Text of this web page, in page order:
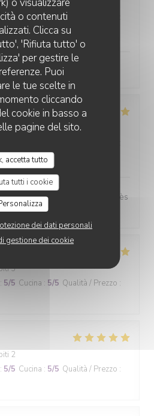
o contenuti
Clicca su
'Rifiuta tutto' o
per gestire le
Puoi
le tue scelte in
cliccando
cookie in basso a
pagine del sito.
accetta tutto
tutti i cookie
dei dati personali
gestione dei cookie
3
5/5 Cucina:5/5 Qualità / Prezzo
étoiles et copieux top
3
de saveurs. Tout est très
3
: 5/5 Cucina : 5/5 Qualità / Prezzo :
2
: 5/5 Cucina : 5/5 Qualità / Prezzo :
ET GASTON